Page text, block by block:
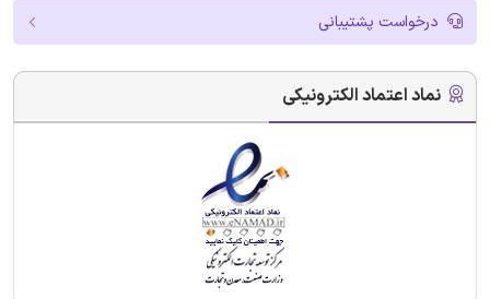
درخواست پشتیبانی
نماد اعتماد الکترونیکی